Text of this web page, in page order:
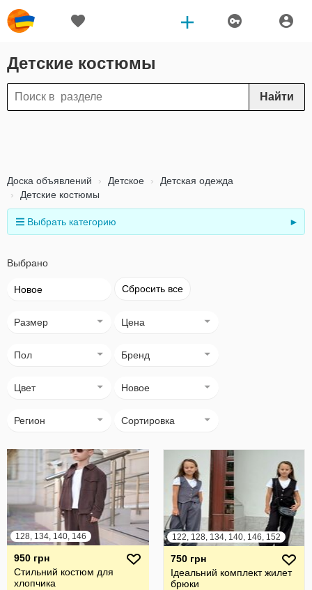
Детские костюмы
Найти
Доска объявлений Детское
Детская одежда
Детские костюмы
Выбрать категорию ►
Выбрано
Новое Сбросить все
Размер Цена
Пол Бренд
Цвет Новое
Регион Сортировка
128, 134, 140, 146
950 грн
Стильний костюм для
хлопчика
122, 128, 134, 140, 146, 152
750 грн
Ідеальний комплект жилет
брюки